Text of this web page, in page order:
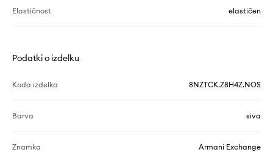
Elastičnost elastičen
Podatki o izdelku
Koda izdelka 8NZTCK.Z8H4Z.NOS
Barva siva
Znamka Armani Exchange